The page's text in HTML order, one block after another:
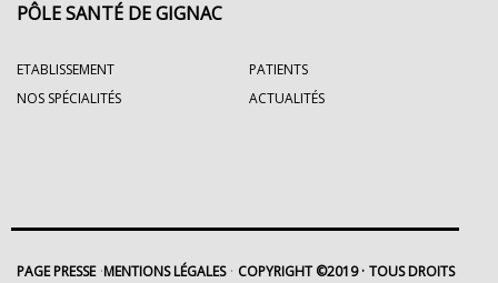
PÔLE SANTÉ DE GIGNAC
ETABLISSEMENT
PATIENTS
NOS SPÉCIALITÉS
ACTUALITÉS
PAGE PRESSE MENTIONS LÉGALES COPYRIGHT ©2019 TOUS DROITS